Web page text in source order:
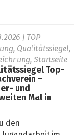
| TOP
Qualitätssiegel,
Startseite
Top-
–
und
Mal in
den